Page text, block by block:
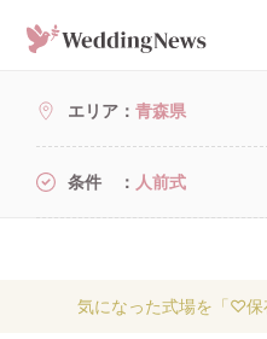
エリア 青森県
条件 人前式
気になった式場を「♡保